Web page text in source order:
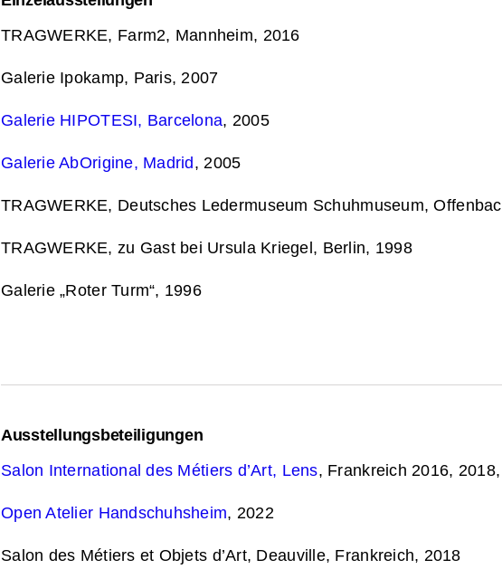
TRAGWERKE, Farm2, Mannheim, 2016
Galerie Ipokamp, Paris, 2007
Galerie HIPOTESI, Barcelona, 2005
Galerie AbOrigine, Madrid , 2005
TRAGWERKE, Deutsches Ledermuseum Schuhmuseum,
TRAGWERKE, zu Gast bei Ursula Kriegel, Berlin, 1998
Galerie „Roter Turm“, 1996
Ausstellungsbeteiligungen
Salon International des Métiers d’Art, Lens, Frankreich 2016,
Open Atelier Handschuhsheim, 2022
Salon des Métiers et Objets d’Art, Deauville, Frankreich, 2018